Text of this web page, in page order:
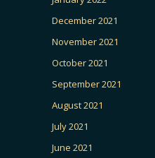
December 2021
November 2021
October 2021
September 2021
August 2021
July 2021
June 2021